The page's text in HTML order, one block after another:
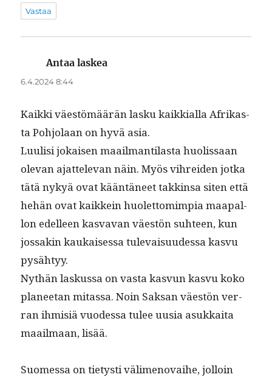
Vastaa
Antaa laskea
6.4.2024 8:44
Kaik­ki väestömäärän lasku kaikkial­la Afrikas­
ta Pohjo­laan on hyvä asia.
Luulisi jokaisen maail­man­ti­las­ta huolis­saan
ole­van ajat­tel­e­van näin. Myös vihrei­den jot­ka
tätä nykyä ovat kään­täneet takkin­sa siten että
hehän ovat kaikkein huo­let­tomimpia maa­pal­
lon edelleen kas­va­van väestön suh­teen, kun
jos­sakin kaukaises­sa tule­vaisu­udessa kasvu
pysähtyy.
Nythän laskus­sa on vas­ta kasvun kasvu koko
pla­nee­tan mitas­sa. Noin Sak­san väestön ver­
ran ihmisiä vuodessa tulee uusia asukkai­ta
maail­maan, lisää.
Suomes­sa on tietysti väli­men­o­vai­he, jol­loin